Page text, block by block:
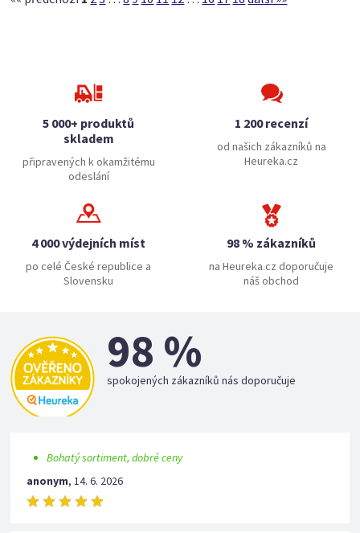
5 000+ produktů
skladem
připravených k okamžitému
odeslání
1 200 recenzí
od našich zákazníků na
Heureka.cz
4 000 výdejních míst
po celé České republice a
Slovensku
98 % zákazníků
na Heureka.cz doporučuje
náš obchod
98 %
spokojených zákazníků nás doporučuje
Bohatý sortiment, dobré ceny
anonym,14. 6. 2026